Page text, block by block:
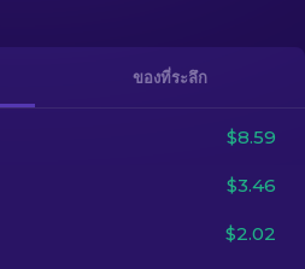
ของที่ระลึก
$8.59
$3.46
$2.02